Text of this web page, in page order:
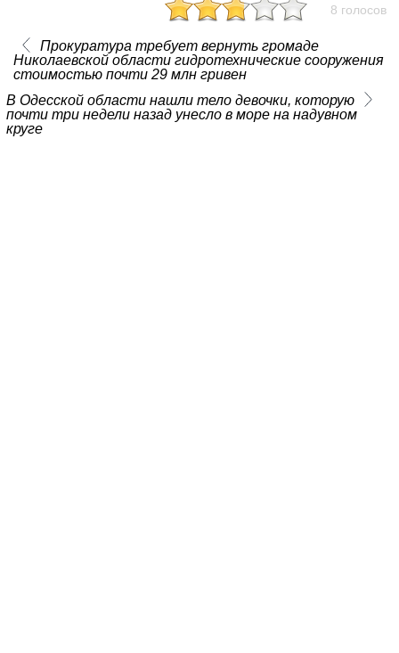
8 голосов
Прокуратура требует вернуть громаде
Николаевской области гидротехнические сооружения
стоимостью почти 29 млн гривен
В Одесской области нашли тело девочки, которую
почти три недели назад унесло в море на надувном
круге